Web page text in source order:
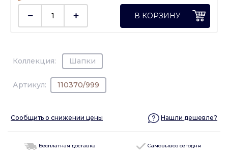
Коллекция: Шапки
Артикул: 110370/999
В КОРЗИНУ
Сообщить о снижении цены Нашли дешевле?
Бесплатная доставка Самовывоз сегодня